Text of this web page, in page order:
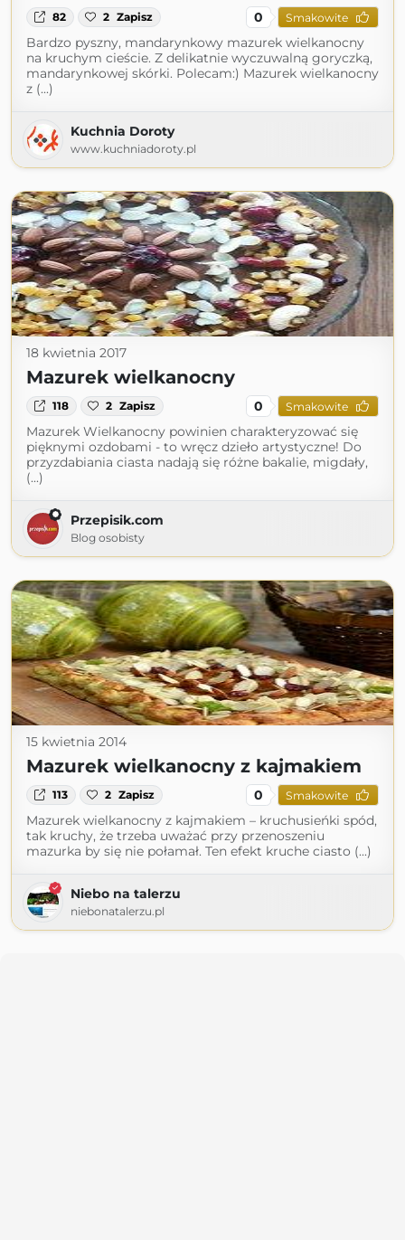
82 2 Zapisz 0 Smakowite
Bardzo pyszny, mandarynkowy mazurek wielkanocny
na kruchym cieście. Z delikatnie wyczuwalną goryczką,
mandarynkowej skórki. Polecam:) Mazurek wielkanocny
z (...)
Kuchnia Doroty
www.kuchniadoroty.pl
18 kwietnia 2017
Mazurek wielkanocny
118 2 Zapisz 0 Smakowite
Mazurek Wielkanocny powinien charakteryzować się
pięknymi ozdobami - to wręcz dzieło artystyczne! Do
przyzdabiania ciasta nadają się różne bakalie, migdały,
(...)
Przepisik.com
Blog osobisty
15 kwietnia 2014
Mazurek wielkanocny z kajmakiem
113 2 Zapisz 0 Smakowite
Mazurek wielkanocny z kajmakiem – kruchusieńki spód,
tak kruchy, że trzeba uważać przy przenoszeniu
mazurka by się nie połamał. Ten efekt kruche ciasto (...)
Niebo na talerzu
niebonatalerzu.pl